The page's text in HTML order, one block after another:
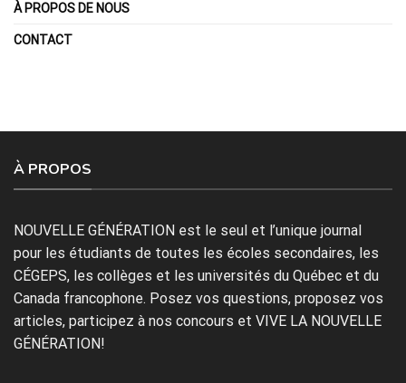
À PROPOS DE NOUS
CONTACT
À PROPOS
NOUVELLE GÉNÉRATION est le seul et l’unique journal
pour les étudiants de toutes les écoles secondaires, les
CÉGEPS, les collèges et les universités du Québec et du
Canada francophone. Posez vos questions, proposez vos
articles, participez à nos concours et VIVE LA NOUVELLE
GÉNÉRATION!